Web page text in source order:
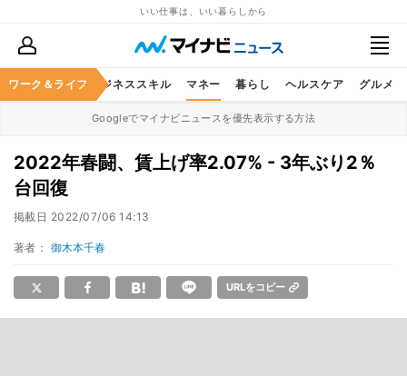
いい仕事は、いい暮らしから
ワーク＆ライフ
キャリア ビジネススキル マネー 暮らし ヘルスケア グルメ
Googleでマイナビニュースを優先表示する方法
2022年春闘、賃上げ率2.07% - 3年ぶり2％
台回復
掲載日 2022/07/06 14:13
著者： 御木本千春
URLをコピー